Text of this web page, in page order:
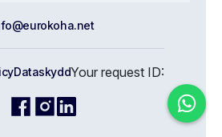
DataskyddYour request ID: